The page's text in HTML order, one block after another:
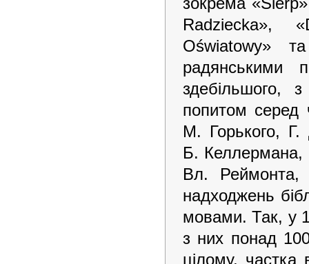
Radziecka»,
Oświatowy»
радянськими
здебільшого,
попитом серед
М. Горького, Г.
Б.
Вл.
надходжень
мовами. Так, у
з них понад
цілому,